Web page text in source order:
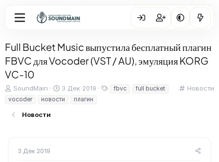
Full Bucket Music выпустила бесплатный плагин
FBVC для Vocoder (VST / AU), эмуляция KORG
VC-10
К
Новости
А
в
т
о
SoundMain
Д
а
т
3 Дек 2019
Тfbvc
full bucket
vocoder
новости плагин
Новости
3 Дек 2019